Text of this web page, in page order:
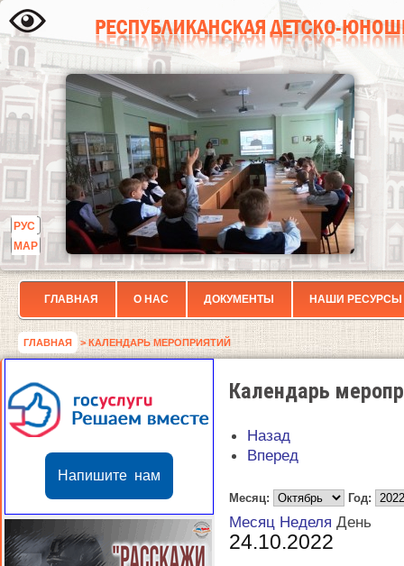
РУС
МАР
ГЛАВНАЯ О НАС ДОКУМЕНТЫ НАШИ РЕСУРСЫ
ГЛАВНАЯ > КАЛЕНДАРЬ МЕРОПРИЯТИЙ
Напишите нам
Календарь
Назад
Вперед
Месяц: Год:
Месяц Неделя День
24.10.2022